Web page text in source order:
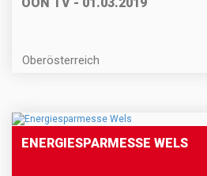
Oberösterreich
ENERGIESPARMESSE WELS